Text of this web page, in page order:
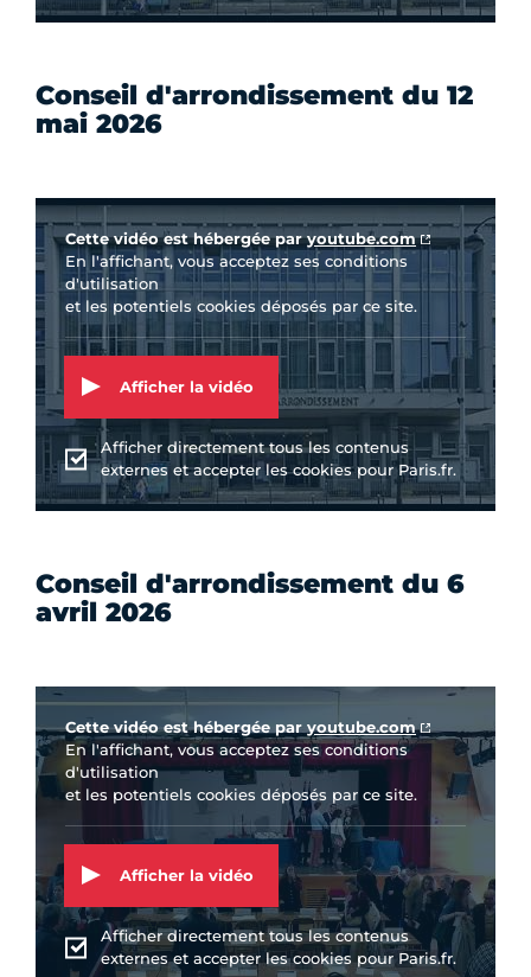
Conseil d'arrondissement du 12
mai 2026
Vidéo Youtube
Cette vidéo est hébergée paryoutube.com
En l'affichant, vous acceptez ses conditions
d'utilisation
et les potentiels cookies déposés par ce site.
Afficher la vidéo
Afficher directement tous les contenus
externes et accepter les cookies pour Paris.fr.
Conseil d'arrondissement du 6
avril 2026
Vidéo Youtube
Cette vidéo est hébergée par youtube.com
En l'affichant, vous acceptez ses conditions
d'utilisation
et les potentiels cookies déposés par ce site.
Afficher la vidéo
Afficher directement tous les contenus
externes et accepter les cookies pour Paris.fr.